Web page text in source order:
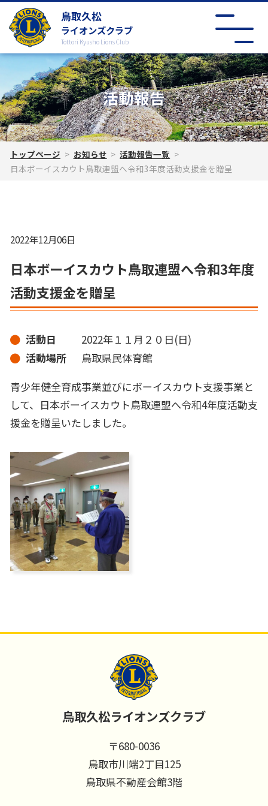
鳥取久松
ライオンズクラブ
Tottori Kyusho Lions Club
活動報告
トップページ お知らせ
活動報告一覧
日本ボーイスカウト鳥取連盟へ令和3年度活動支援金を贈呈
2022年12月06日
日本ボーイスカウト鳥取連盟へ令和3年度
活動支援金を贈呈
活動日
2022年１１月２０日(日)
活動場所
鳥取県民体育館
青少年健全育成事業並びにボーイスカウト支援事業と
して、日本ボーイスカウト鳥取連盟へ令和4年度活動支
援金を贈呈いたしました。
鳥取久松ライオンズクラブ
〒680-0036
鳥取市川端2丁目125
鳥取県不動産会館3階